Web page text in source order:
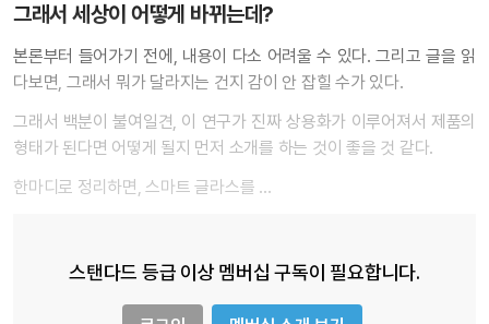
그래서 세상이 어떻게 바뀌는데?
본론부터 들어가기 전에, 내용이 다소 어려울 수 있다. 그리고 글을 읽
다보면, 그래서 뭐가 달라지는 건지 감이 안 잡힐 수가 있다.
그래서 백분이 불여일견, 이 연구가 진짜 상용화가 이루어져서 제품의
형태가 된다면 어떻게 될지 먼저 소개를 하는 것이 좋을 것 같다.
한마디로 정리하면, 스마트 글라스를 …
스탠다드 등급 이상 멤버십 구독이 필요합니다.